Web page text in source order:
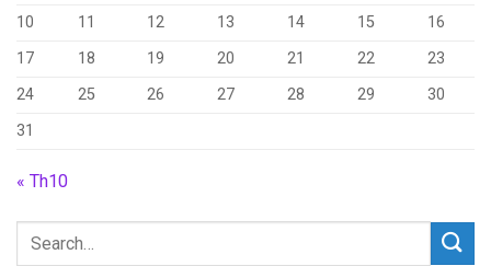
10
11 12 13 14 15
16
17
18 19 20 21 22
23
24
25 26 27 28 29
30
31
« Th10